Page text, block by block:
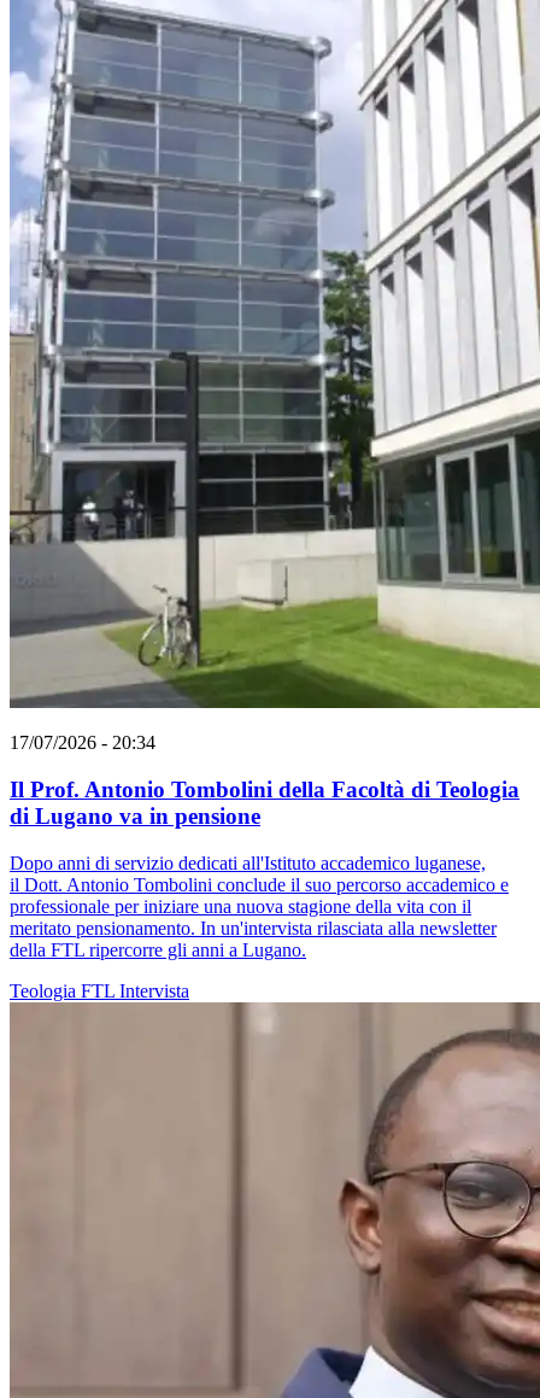
17/07/2026 - 20:34
Il Prof. Antonio Tombolini della Facoltà di Teologia
di Lugano va in pensione
Dopo anni di servizio dedicati all'Istituto accademico luganese,
il Dott. Antonio Tombolini conclude il suo percorso accademico e
professionale per iniziare una nuova stagione della vita con il
meritato pensionamento. In un'intervista rilasciata alla newsletter
della FTL ripercorre gli anni a Lugano.
Teologia FTL Intervista